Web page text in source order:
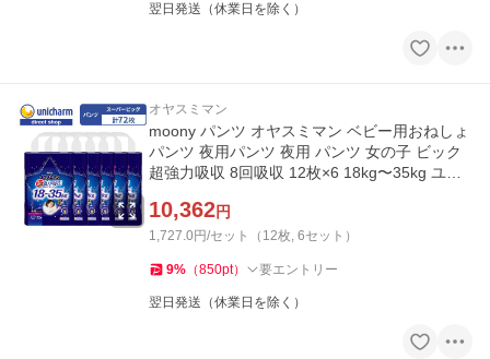
翌日発送（休業日を除く）
オヤスミマン
moony パンツ オヤスミマン ベビー用おねしょ
パンツ 夜用パンツ 夜用 パンツ 女の子 ビック
超強力吸収 8回吸収 12枚×6 18kg〜35kg ユ
10,362円
1,727.0円/セット（12枚, 6セット）
9% （850pt） 要エントリー
翌日発送（休業日を除く）